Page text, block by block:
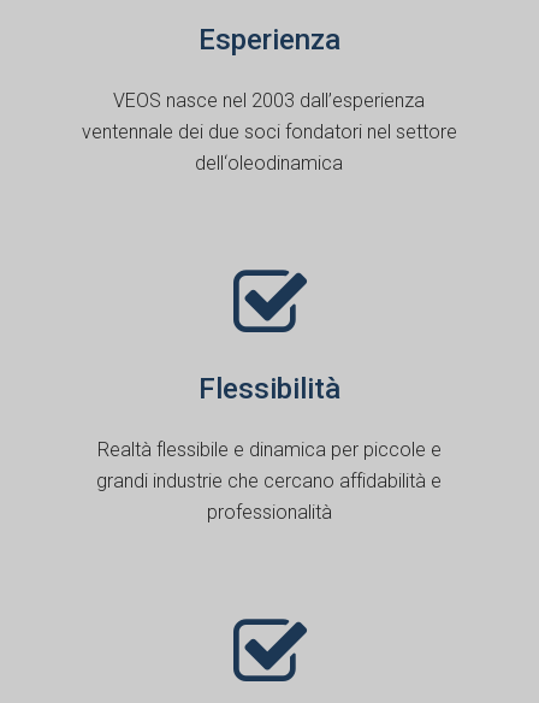
Esperienza
VEOS nasce nel 2003 dall’esperienza
ventennale dei due soci fondatori nel settore
dell‘oleodinamica
Flessibilità
Realtà flessibile e dinamica per piccole e
grandi industrie che cercano affidabilità e
professionalità